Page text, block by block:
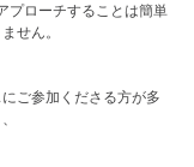
プローチすることは簡単
せん。
ご参加くださる方が多